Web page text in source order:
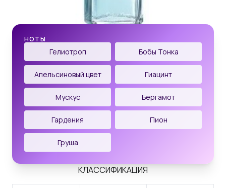
НОТЫ
Гелиотроп Бобы Тонка
Апельсиновый цвет Гиацинт
Мускус Бергамот
Гардения Пион
Груша
КЛАССИФИКАЦИЯ